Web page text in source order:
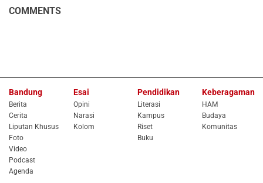
COMMENTS
Bandung
Berita
Cerita
Liputan Khusus
Foto
Video
Podcast
Agenda
Esai
Opini
Narasi
Kolom
Pendidikan
Literasi
Kampus
Riset
Buku
Keberagaman
HAM
Budaya
Komunitas